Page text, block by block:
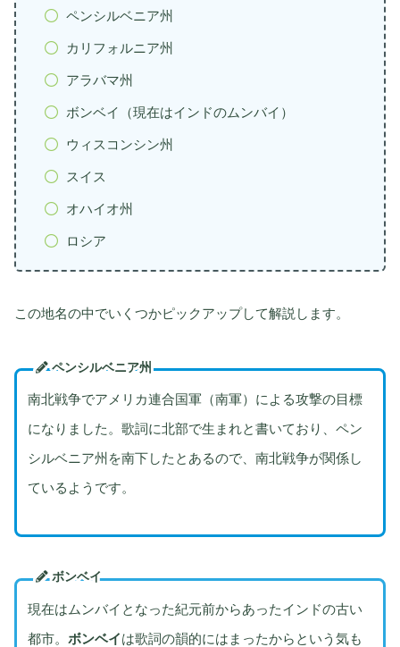
ペンシルベニア州
カリフォルニア州
アラバマ州
ボンベイ（現在はインドのムンバイ）
ウィスコンシン州
スイス
オハイオ州
ロシア
この地名の中でいくつかピックアップして解説します。
ペンシルベニア州
南北戦争でアメリカ連合国軍（南軍）による攻撃の目標
になりました。歌詞に北部で生まれと書いており、ペン
シルベニア州を南下したとあるので、南北戦争が関係し
ているようです。
ボンベイ
現在はムンバイとなった紀元前からあったインドの古い
都市。 ボンベイは歌詞の韻的にはまったからという気も